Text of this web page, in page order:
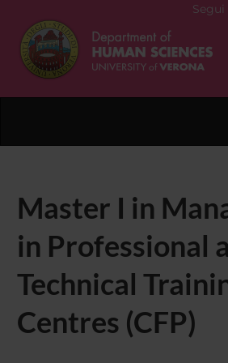
Segui
Master I in
in Professional
Technical
Centres (CFP)